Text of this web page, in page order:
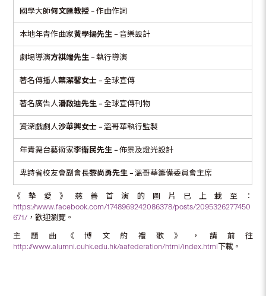
國學大師何文匯教授 – 作曲作詞
本地年青作曲家黃學揚先生 –音樂設計
劇場導演方祺端先生 –執行導演
著名傳播人葉潔馨女士 –全球宣傳
著名廣告人潘啟迪先生 –全球宣傳刊物
資深戲劇人沙華興女士 –溫哥華執行監製
年青舞台藝術家李衛民先生 – 佈景及燈光設計
卑詩省校友會副會長黎尚勇先生 –溫哥華籌備委員會主席
《摯愛》慈善首演的圖片已上載至：
https://www.facebook.com/1748969242086378/posts/2095326277450
671/ ，歡迎瀏覽。
主題曲《博文約禮歌》，請前往
http://www.alumni.cuhk.edu.hk/aafederation/html/index.html下載。